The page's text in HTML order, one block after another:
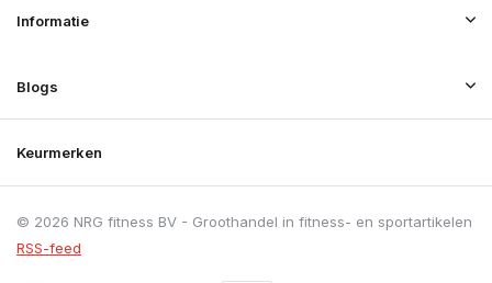
Informatie
Blogs
Keurmerken
© 2026 NRG fitness BV - Groothandel in fitness- en sportartikelen
RSS-feed